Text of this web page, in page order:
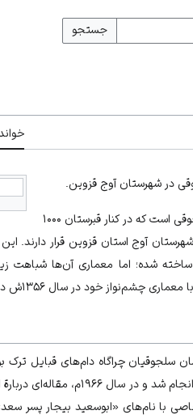
جستجو
در شهرستان آوج قزوین.
برج‌های دوگانه خرقان (قاقان)، دو برج آجری دوره سلجوقی است که در کنار قبرستان ۱۰۰۰
آوج استانقزوین
در فهرست آثار ملی ایران به ثبت رسیدند.
سلجوقیان چراگاه دام‌های قبایل
تحقیق دربارة این برج‌ها نخستین
با نام‌های «ابوسعید بیجار پسر